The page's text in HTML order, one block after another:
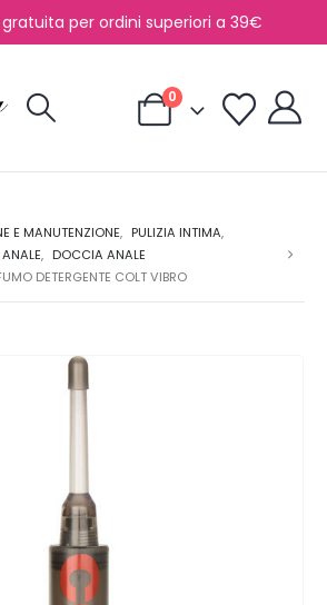
per ordini superiori a 39€
0
E MANUTENZIONE, PULIZIA INTIMA,
ANALE, DOCCIA ANALE
DETERGENTE COLT VIBRO